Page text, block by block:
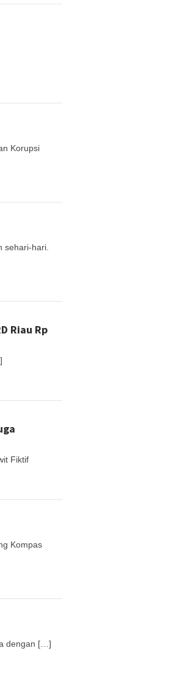
Korupsi
sehari-hari.
Riau Rp
Fiktif
Kompas
dengan […]